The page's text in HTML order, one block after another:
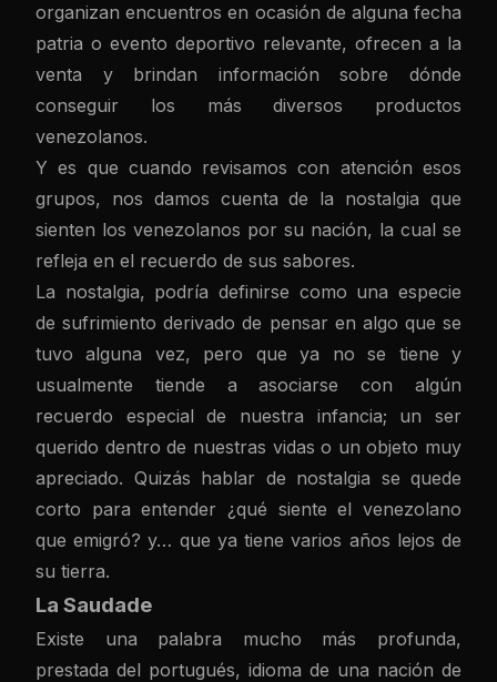
organizan encuentros en ocasión de alguna fecha
patria o evento deportivo relevante, ofrecen a la
venta y brindan información sobre dónde
conseguir los más diversos productos
venezolanos.
Y es que cuando revisamos con atención esos
grupos, nos damos cuenta de la nostalgia que
sienten los venezolanos por su nación, la cual se
refleja en el recuerdo de sus sabores.
La nostalgia, podría definirse como una especie
de sufrimiento derivado de pensar en algo que se
tuvo alguna vez, pero que ya no se tiene y
usualmente tiende a asociarse con algún
recuerdo especial de nuestra infancia; un ser
querido dentro de nuestras vidas o un objeto muy
apreciado. Quizás hablar de nostalgia se quede
corto para entender ¿qué siente el venezolano
que emigró? y… que ya tiene varios años lejos de
su tierra.
La Saudade
Existe una palabra mucho más profunda,
prestada del portugués, idioma de una nación de